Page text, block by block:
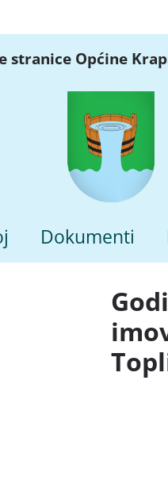
stranice Općine
Dokumenti